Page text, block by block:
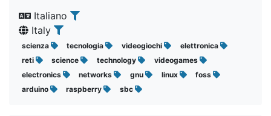
Italiano
Italy
scienza tecnologia videogiochi
elettronica
reti
science technology
videogames
electronics
networks gnu linux
foss
arduino
raspberry sbc